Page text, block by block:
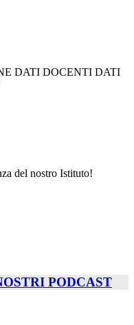
DATI DOCENTI DATI
del nostro Istituto!
PODCAST